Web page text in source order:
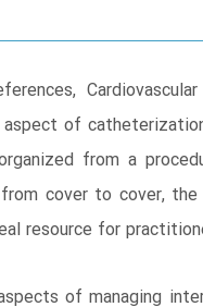
of
from a
cover to cover,
resource for
of managing